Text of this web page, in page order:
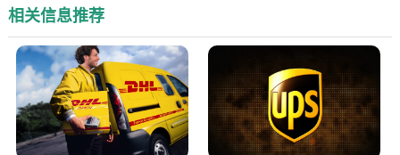
相关信息推荐